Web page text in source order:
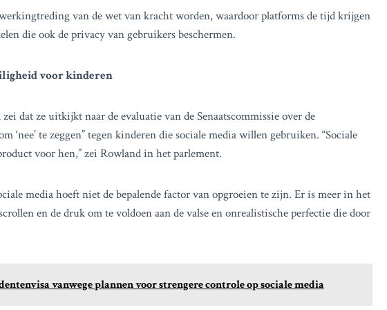
van de wet van kracht worden, waardoor platforms de tijd krijgen
die ook de privacy van gebruikers beschermen.
voor kinderen
dat ze uitkijkt naar de evaluatie van de Senaatscommissie over de
‘nee’ te zeggen” tegen kinderen die sociale media willen gebruiken. “Sociale
voor hen,” zei Rowland in het parlement.
media hoeft niet de bepalende factor van opgroeien te zijn. Er is meer in het
en de druk om te voldoen aan de valse en onrealistische perfectie die door
vanwege plannen voor strengere controle op sociale media